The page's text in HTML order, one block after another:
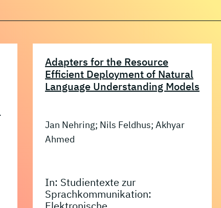
Adapters for the Resource
Efficient Deployment of Natural
Language Understanding Models
Jan Nehring; Nils Feldhus; Akhyar
Ahmed
In: Studientexte zur
Sprachkommunikation: